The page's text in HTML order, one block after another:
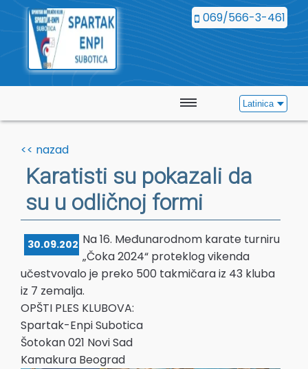
069/566-3-461
Latinica
Vesti
Kalendar
Galerija
Kontakt
<< nazad
Karatisti su pokazali da
su u odličnoj formi
30.09.2024.Na 16. Međunarodnom karate turniru
„Čoka 2024“ proteklog vikenda
učestvovalo je preko 500 takmičara iz 43 kluba
iz 7 zemalja.
OPŠTI PLES KLUBOVA:
Spartak-Enpi Subotica
Šotokan 021 Novi Sad
Kamakura Beograd